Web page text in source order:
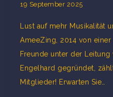
19 September 2025
Lust auf mehr Musikalität
AmeeZing, 2014 von
Freunde unter der
Engelhard gegründet,
Mitglieder! Erwarten Sie…